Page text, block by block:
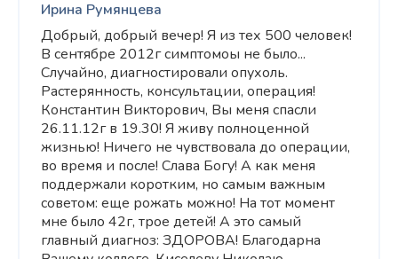
Ирина Румянцева
Добрый, добрый вечер! Я из тех 500 человек!
В сентябре 2012г симптомоы не было...
Случайно, диагностировали опухоль.
Растерянность, консультации, операция!
Константин Викторович, Вы меня спасли
26.11.12г в 19.30! Я живу полноценной
жизнью! Ничего не чувствовала до операции,
во время и после! Слава Богу! А как меня
поддержали коротким, но самым важным
советом: еще рожать можно! На тот момент
мне было 42г, трое детей! А это самый
главный диагноз: ЗДОРОВА! Благодарна